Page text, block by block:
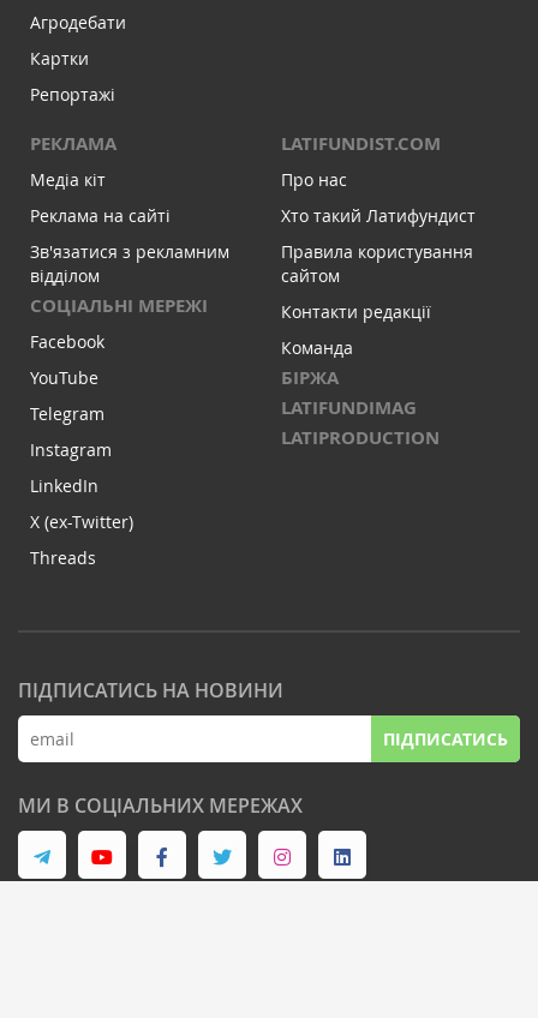
Агродебати
Картки
Репортажі
РЕКЛАМА
Медіа кіт
Реклама на сайті
Зв'язатися з рекламним
відділом
СОЦІАЛЬНІ МЕРЕЖІ
Facebook
YouTube
Telegram
Instagram
LinkedIn
X (ex-Twitter)
Threads
LATIFUNDIST.COM
Про нас
Хто такий Латифундист
Правила користування
сайтом
Контакти редакції
Команда
БІРЖА
LATIFUNDIMAG
LATIPRODUCTION
ПІДПИСАТИСЬ НА НОВИНИ
ПІДПИСАТИСЬ
МИ В СОЦІАЛЬНИХ МЕРЕЖАХ